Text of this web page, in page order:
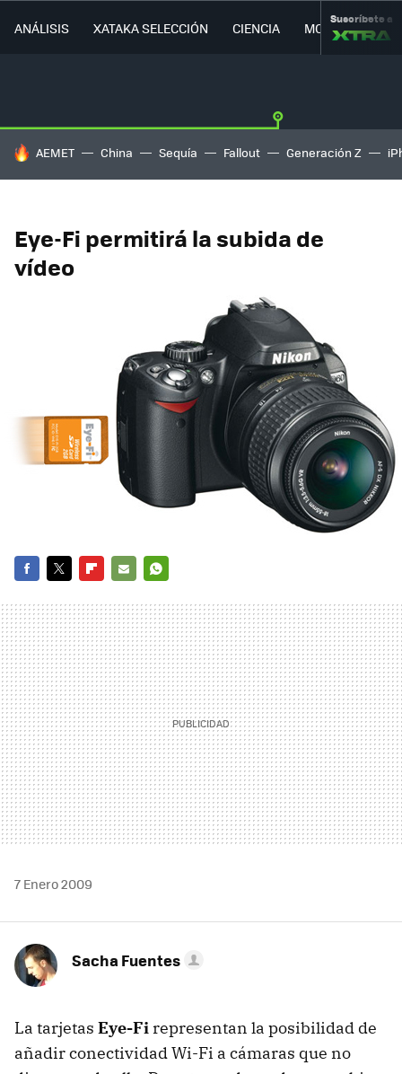
ANÁLISIS XATAKA SELECCIÓN CIENCIA MOVILIDAD
Suscríbete a
HOY SE HABLA DE
AEMET China Sequía Fallout Generación Z
Eye-Fi permitirá la subida de
vídeo
MAIL
7 Enero 2009
Sacha Fuentes
La tarjetas Eye-Fi representan la posibilidad de
añadir conectividad Wi-Fi a cámaras que no